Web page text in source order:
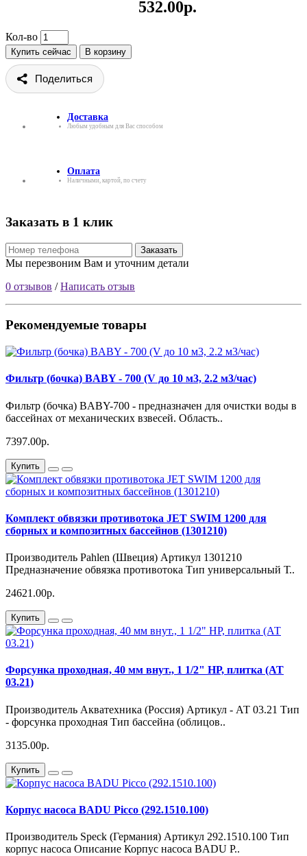
532.00р.
Кол-во
Купить сейчас В корзину
Поделиться
Доставка
Любым удобным для Вас способом
Оплата
Наличными, картой, по счету
Заказать в 1 клик
Заказать
Мы перезвоним Вам и уточним детали
0 отзывов /Написать отзыв
Рекомендуемые товары
Фильтр (бочка) BABY - 700 (V до 10 м3, 2.2 м3/час)
Фильтр (бочка) BABY-700 - предназначен для очистки воды в
бассейнах от механических взвесей. Область..
7397.00р.
Купить
Комплект обвязки противотока JET SWIM 1200 для
сборных и композитных бассейнов (1301210)
Производитель Pahlen (Швеция) Артикул 1301210
Предназначение обвязка противотока Тип универсальный Т..
24621.00р.
Купить
Форсунка проходная, 40 мм внут., 1 1/2" НР, плитка (АТ
03.21)
Производитель Акватехника (Россия) Артикул - АТ 03.21 Тип
- форсунка проходная Тип бассейна (облицов..
3135.00р.
Купить
Корпус насоса BADU Picco (292.1510.100)
Производитель Speck (Германия) Артикул 292.1510.100 Тип
корпус насоса Описание Корпус насоса BADU P..